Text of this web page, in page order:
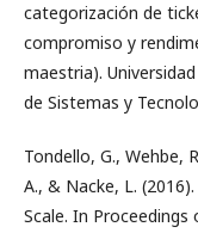
categorización de
compromiso y
maestria).
de Sistemas y
Tondello, G., Wehbe,
A., & Nacke, L.
Scale. In